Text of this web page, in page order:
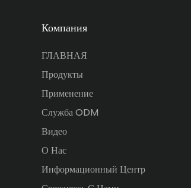
Компания
ГЛАВНАЯ
Продукты
Применение
Служба ODM
Видео
О Нас
Информационный Центр